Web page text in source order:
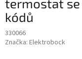
termostat
kódů
330066
Značka: Elektrobock